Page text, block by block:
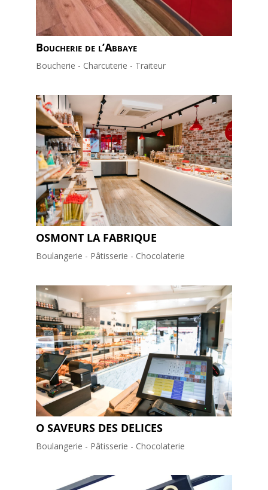
Boucherie de l’Abbaye
Boucherie - Charcuterie - Traiteur
OSMONT LA FABRIQUE
Boulangerie - Pâtisserie - Chocolaterie
O SAVEURS DES DELICES
Boulangerie - Pâtisserie - Chocolaterie